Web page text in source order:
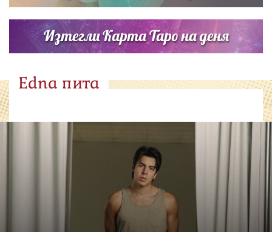
Изтегли Карта Таро на деня
Edna пита